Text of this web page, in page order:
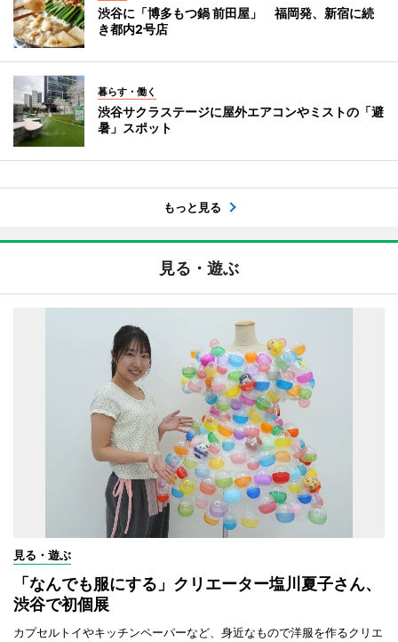
渋谷に「博多もつ鍋 前田屋」 福岡発、新宿に続
き都内2号店
暮らす・働く
渋谷サクラステージに屋外エアコンやミストの「避
暑」スポット
もっと見る
見る・遊ぶ
見る・遊ぶ
「なんでも服にする」クリエーター塩川夏子さん、
渋谷で初個展
カプセルトイやキッチンペーパーなど、身近なもので洋服を作るクリエ